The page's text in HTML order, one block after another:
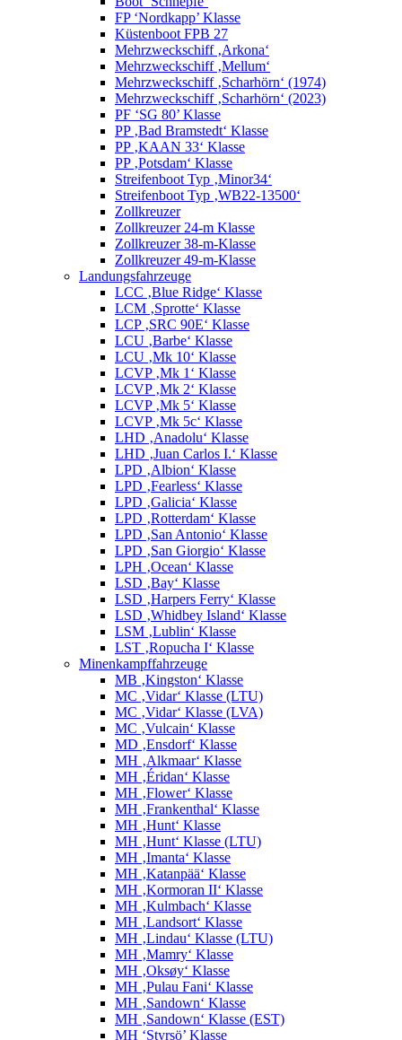
FP ‘Nordkapp’ Klasse
Küstenboot FPB 27
Mehrzweckschiff ‚Arkona‘
Mehrzweckschiff ‚Mellum‘
Mehrzweckschiff ‚Scharhörn‘ (1974)
Mehrzweckschiff ‚Scharhörn‘ (2023)
PF ‘SG 80’ Klasse
PP ‚Bad Bramstedt‘ Klasse
PP ‚KAAN 33‘ Klasse
PP ‚Potsdam‘ Klasse
Streifenboot Typ ‚Minor34‘
Streifenboot Typ ‚WB22-13500‘
Zollkreuzer
Zollkreuzer 24-m Klasse
Zollkreuzer 38-m-Klasse
Zollkreuzer 49-m-Klasse
Landungsfahrzeuge
LCC ‚Blue Ridge‘ Klasse
LCM ‚Sprotte‘ Klasse
LCP ‚SRC 90E‘ Klasse
LCU ‚Barbe‘ Klasse
LCU ‚Mk 10‘ Klasse
LCVP ‚Mk 1‘ Klasse
LCVP ‚Mk 2‘ Klasse
LCVP ‚Mk 5‘ Klasse
LCVP ‚Mk 5c‘ Klasse
LHD ‚Anadolu‘ Klasse
LHD ‚Juan Carlos I.‘ Klasse
LPD ‚Albion‘ Klasse
LPD ‚Fearless‘ Klasse
LPD ‚Galicia‘ Klasse
LPD ‚Rotterdam‘ Klasse
LPD ‚San Antonio‘ Klasse
LPD ‚San Giorgio‘ Klasse
LPH ‚Ocean‘ Klasse
LSD ‚Bay‘ Klasse
LSD ‚Harpers Ferry‘ Klasse
LSD ‚Whidbey Island‘ Klasse
LSM ‚Lublin‘ Klasse
LST ‚Ropucha I‘ Klasse
Minenkampffahrzeuge
MB ‚Kingston‘ Klasse
MC ‚Vidar‘ Klasse (LTU)
MC ‚Vidar‘ Klasse (LVA)
MC ‚Vulcain‘ Klasse
MD ‚Ensdorf‘ Klasse
MH ‚Alkmaar‘ Klasse
MH ‚Éridan‘ Klasse
MH ‚Flower‘ Klasse
MH ‚Frankenthal‘ Klasse
MH ‚Hunt‘ Klasse
MH ‚Hunt‘ Klasse (LTU)
MH ‚Imanta‘ Klasse
MH ‚Katanpää‘ Klasse
MH ‚Kormoran II‘ Klasse
MH ‚Kulmbach‘ Klasse
MH ‚Landsort‘ Klasse
MH ‚Lindau‘ Klasse (LTU)
MH ‚Mamry‘ Klasse
MH ‚Oksøy‘ Klasse
MH ‚Pulau Fani‘ Klasse
MH ‚Sandown‘ Klasse
MH ‚Sandown‘ Klasse (EST)
MH ‘Styrsö’ Klasse